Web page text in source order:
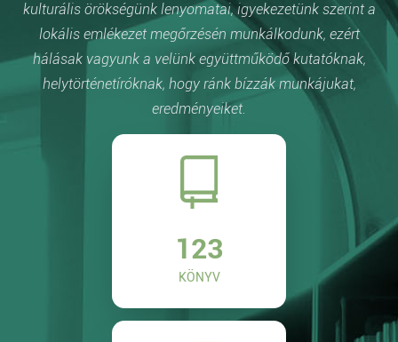
kulturális örökségünk lenyomatai, igyekezetünk szerint a
lokális emlékezet megőrzésén munkálkodunk, ezért
hálásak vagyunk a velünk együttműködő kutatóknak,
helytörténetíróknak, hogy ránk bízzák munkájukat,
eredményeiket.
123
KÖNYV